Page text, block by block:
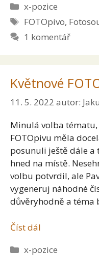
Rubriky
x-pozice
Štítky
FOTOpivo,
1 komentář
Květnové
11. 5. 2022 autor:
Minulá volba
FOTOpivu měla
posunuli ještě dále a
hned na místě.
volbu potvrdil, ale
vygeneruj náhodné
důvěryhodně a téma
Číst dál
Rubriky
x-pozice